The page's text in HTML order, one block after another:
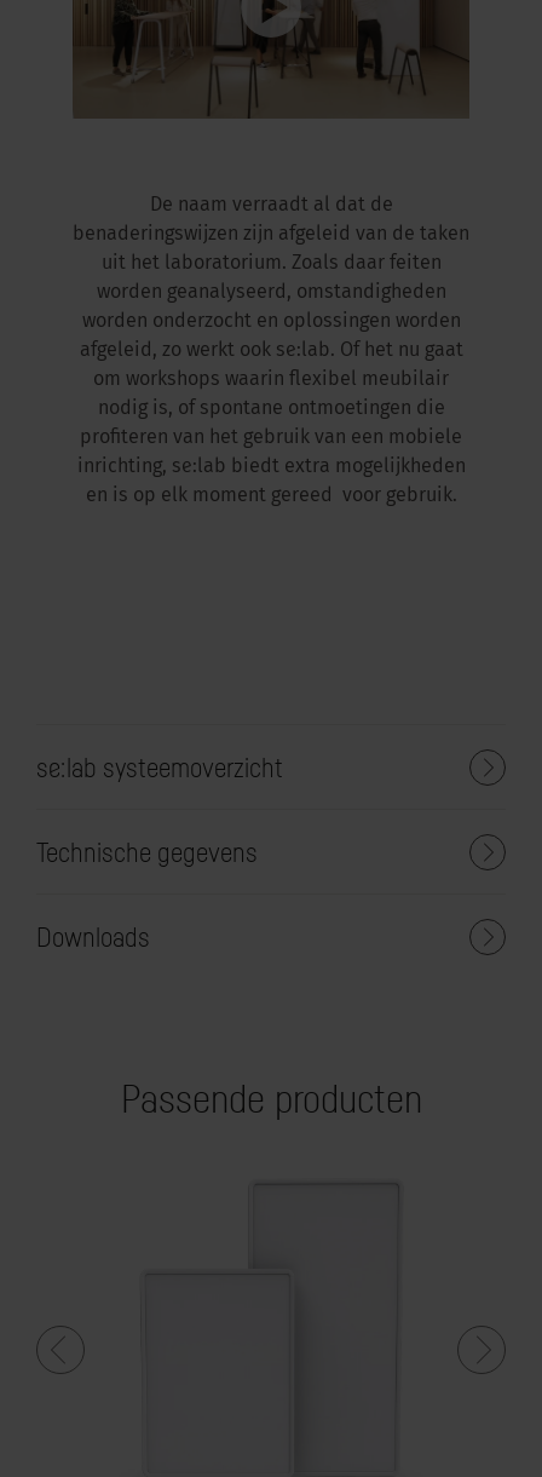
De naam verraadt al dat de
benaderingswijzen zijn afgeleid van de taken
uit het laboratorium. Zoals daar feiten
worden geanalyseerd, omstandigheden
worden onderzocht en oplossingen worden
afgeleid, zo werkt ook se:lab. Of het nu gaat
om workshops waarin flexibel meubilair
nodig is, of spontane ontmoetingen die
profiteren van het gebruik van een mobiele
inrichting, se:lab biedt extra mogelijkheden
en is op elk moment gereed voor gebruik.
se:lab systeemoverzicht
Technische gegevens
Downloads
Passende producten